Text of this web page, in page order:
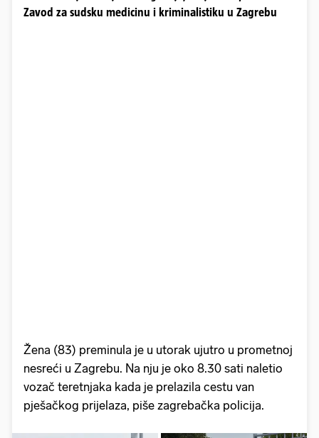
Zavod za sudsku medicinu i kriminalistiku u Zagrebu
Žena (83) preminula je u utorak ujutro u prometnoj
nesreći u Zagrebu. Na nju je oko 8.30 sati naletio
vozač teretnjaka kada je prelazila cestu van
pješačkog prijelaza, piše zagrebačka policija.